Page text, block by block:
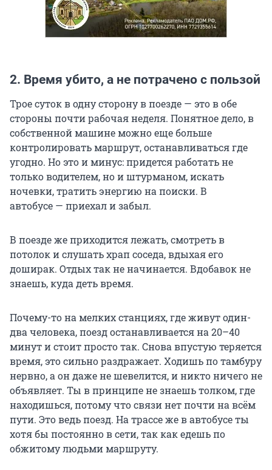
2. Время убито, а не потрачено с пользой
Трое суток в одну сторону в поезде — это в обе
стороны почти рабочая неделя. Понятное дело, в
собственной машине можно еще больше
контролировать маршрут, останавливаться где
угодно. Но это и минус: придется работать не
только водителем, но и штурманом, искать
ночевки, тратить энергию на поиски. В
автобусе — приехал и забыл.
В поезде же приходится лежать, смотреть в
потолок и слушать храп соседа, вдыхая его
доширак. Отдых так не начинается. Вдобавок не
знаешь, куда деть время.
Почему-то на мелких станциях, где живут один-
два человека, поезд останавливается на 20–40
минут и стоит просто так. Снова впустую теряется
время, это сильно раздражает. Ходишь по тамбуру
нервно, а он даже не шевелится, и никто ничего не
объявляет. Ты в принципе не знаешь толком, где
находишься, потому что связи нет почти на всём
пути. Это ведь поезд. На трассе же в автобусе ты
хотя бы постоянно в сети, так как едешь по
обжитому людьми маршруту.